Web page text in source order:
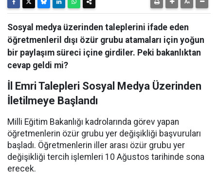
Sosyal medya üzerinden taleplerini ifade eden
öğretmenleril dışı özür grubu atamaları için yoğun
bir paylaşım süreci içine girdiler. Peki bakanlıktan
cevap geldi mi?
İl Emri Talepleri Sosyal Medya Üzerinden
İletilmeye Başlandı
Milli Eğitim Bakanlığı kadrolarında görev yapan
öğretmenlerin özür grubu yer değişikliği başvuruları
başladı. Öğretmenlerin iller arası özür grubu yer
değişikliği tercih işlemleri 10 Ağustos tarihinde sona
erecek.